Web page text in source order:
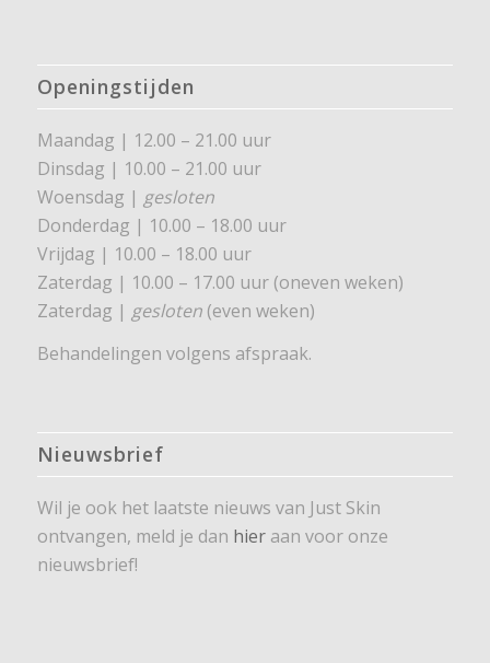
Openingstijden
Maandag | 12.00 – 21.00 uur
Dinsdag | 10.00 – 21.00 uur
Woensdag | gesloten
Donderdag | 10.00 – 18.00 uur
Vrijdag | 10.00 – 18.00 uur
Zaterdag | 10.00 – 17.00 uur (oneven weken)
Zaterdag | gesloten(even weken)
Behandelingen volgens afspraak.
Nieuwsbrief
Wil je ook het laatste nieuws van Just Skin
ontvangen, meld je dan hieraan voor onze
nieuwsbrief!